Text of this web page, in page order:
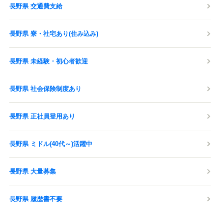
長野県 交通費支給
長野県 寮・社宅あり(住み込み)
長野県 未経験・初心者歓迎
長野県 社会保険制度あり
長野県 正社員登用あり
長野県 ミドル(40代～)活躍中
長野県 大量募集
長野県 履歴書不要